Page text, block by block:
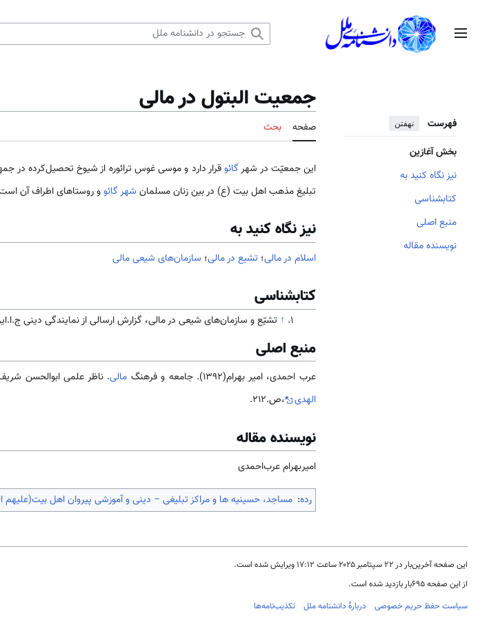
منوی اصلی
فهرست نهفتن
بخش آغازین
نیز نگاه کنید به
کتابشناسی
منبع اصلی
نویسنده مقاله
جمعیت البتول در مالی
صفحه بحث
این جمعیّت در شهرگائوقرار دارد و موسی غوس ترائوره از شیوخ تحصیل‌کرده در
تبلیغ مذهب اهل بیت (ع) در بین زنان مسلمان شهر گائوو روستاهای اطراف آن
نیز نگاه کنید به
اسلام در مالی؛ تشیع در مالی؛ سازمان‌های شیعی مالی
کتابشناسی
↑ تشیّع و سازمان‌های شیعی در مالی، گزارش ارسالی از نمایندگی دینی
منبع اصلی
عرب احمدی، امیر بهرام(1392). جامعه و فرهنگ مالی. ناظر علمی ابوالحسن
الهدی
،ص.212.
نویسنده مقاله
امیربهرام‌ عرب‌احمدی
رده: مساجد، حسینیه ها و مراکز تبلیغی – دینی و آموزشی پیروان اهل بیت(علیهم
این صفحه آخرین‌بار در ‏۲۲ سپتامبر ۲۰۲۵ ساعت ‏۱۷:۱۲ ویرایش شده است.
از این صفحه ۶۹۵بار بازدید شده است.
سیاست حفظ حریم خصوصی
دربارهٔ دانشنامه ملل تکذیب‌نامه‌ها